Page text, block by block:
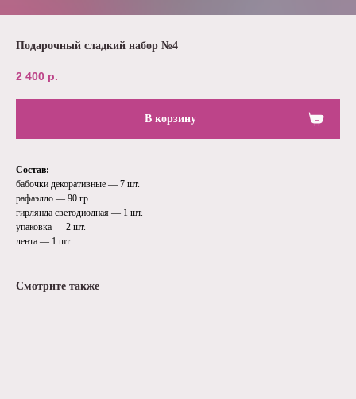
Подарочный сладкий набор №4
2 400 р.
В корзину
Состав:
бабочки декоративные — 7 шт.
рафаэлло — 90 гр.
гирлянда светодиодная — 1 шт.
упаковка — 2 шт.
лента — 1 шт.
Смотрите также